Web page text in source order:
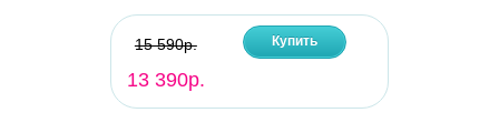
15 590р.
13 390р.
Купить